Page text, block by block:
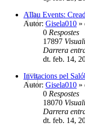
Allau Events:
Autor: Gisela010 »
0 Respostes
17897
Darrera
dt. feb. 14,
Invitacions pel
Autor: Gisela010 »
0 Respostes
18070
Darrera
dt. feb. 14,